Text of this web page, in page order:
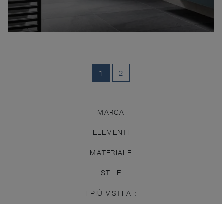
MARCA
ELEMENTI
MATERIALE
STILE
I PIÙ VISTI A :
1 2